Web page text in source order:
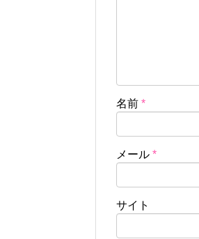
名前 *
メール *
サイト